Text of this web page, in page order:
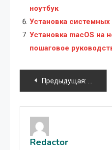
ноутбук
Установка
Установка macOS на
пошаговое
Навигация
по
записям
Предыдущая:
Redactor